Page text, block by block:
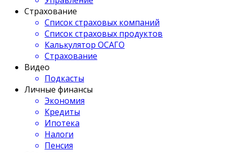
Страхование
Список страховых компаний
Список страховых продуктов
Калькулятор ОСАГО
Страхование
Видео
Подкасты
Личные финансы
Экономия
Кредиты
Ипотека
Налоги
Пенсия